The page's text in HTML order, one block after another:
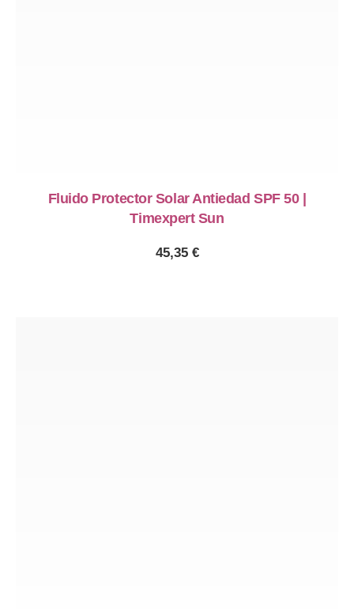
Fluido Protector Solar Antiedad SPF 50 |
Timexpert Sun
45,35 €